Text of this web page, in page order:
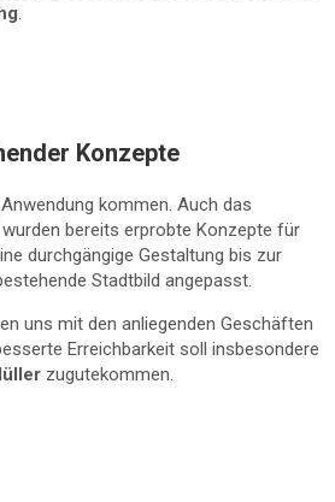
.
Konzepte
kommen. Auch das
bereits erprobte Konzepte für
durchgängige Gestaltung bis zur
Stadtbild angepasst.
uns mit den anliegenden Geschäften
Erreichbarkeit soll insbesondere
zugutekommen.